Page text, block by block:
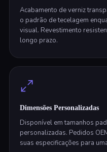
Acabamento de verniz
o padrão de tecelagem
visual. Revestimento
longo prazo.
Dimensões Personalizadas
Disponível em tamanhos
personalizadas. Pedidos
suas especificações para